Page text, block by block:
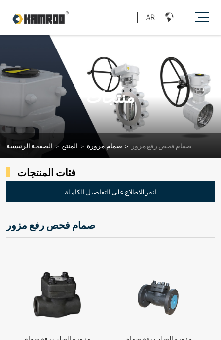
AR
منتجات
الصفحة الرئيسية > المنتج > صمام مزورة > صمام فحص رفع مزور
فئات المنتجات
انقر للاطلاع على التفاصيل الكاملة
صمام فحص رفع مزور
مزورة الصلب رفع صمام
مزورة الصلب رفع صمام